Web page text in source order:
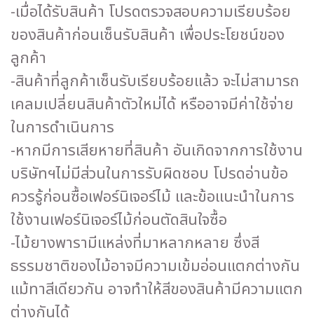
-เมื่อได้รับสินค้า โปรดตรวจสอบความเรียบร้อย
ของสินค้าก่อนเซ็นรับสินค้า เพื่อประโยชน์ของ
ลูกค้า
-สินค้าที่ลูกค้าเซ็นรับเรียบร้อยแล้ว จะไม่สามารถ
เคลมเปลี่ยนสินค้าตัวใหม่ได้ หรืออาจมีค่าใช้จ่าย
ในการดำเนินการ
-หากมีการเสียหายที่สินค้า อันเกิดจากการใช้งาน
บริษัทฯไม่มีส่วนในการรับผิดชอบ โปรดอ่านข้อ
ควรรู้ก่อนซื้อเฟอร์นิเจอร์ไม้ และข้อแนะนำในการ
ใช้งานเฟอร์นิเจอร์ไม้ก่อนตัดสินใจซื้อ
-ไม้ยางพารามีแหล่งที่มาหลากหลาย ซึ่งสี
ธรรมชาติของไม้อาจมีความเข้มอ่อนแตกต่างกัน
แม้ทาสีเดียวกัน อาจทำให้สีของสินค้ามีความแตก
ต่างกันได้